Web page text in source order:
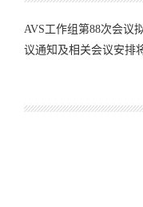
AVS工作组第88次会议
议通知及相关会议安排